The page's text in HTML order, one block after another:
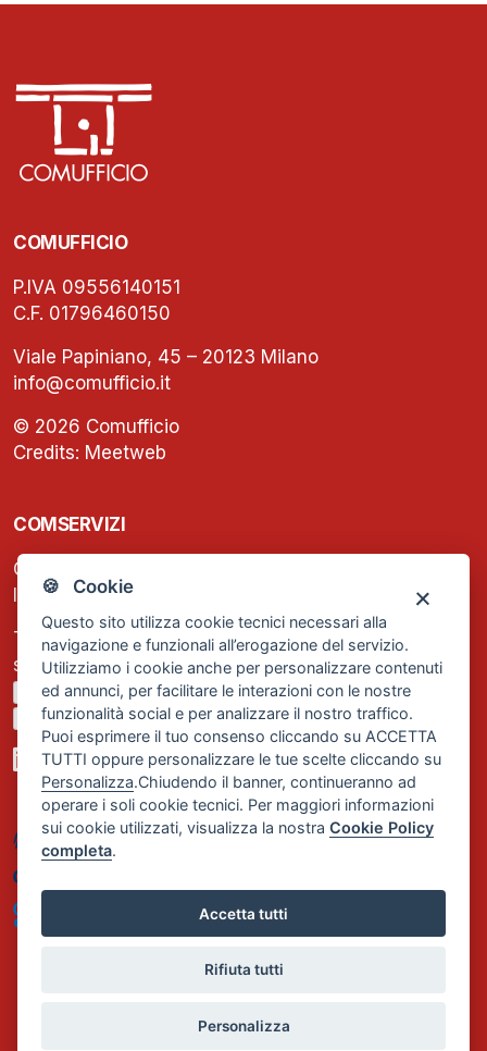
🍪 Cookie
Questo sito utilizza cookie tecnici necessari alla
navigazione e funzionali all’erogazione del servizio.
Utilizziamo i cookie anche per personalizzare contenuti
ed annunci, per facilitare le interazioni con le nostre
funzionalità social e per analizzare il nostro traffico.
Puoi esprimere il tuo consenso cliccando su ACCETTA
TUTTI oppure personalizzare le tue scelte cliccando su
Personalizza.Chiudendo il banner, continueranno ad
operare i soli cookie tecnici. Per maggiori informazioni
sui cookie utilizzati, visualizza la nostraCookie Policy
completa.
Accetta tutti
Rifiuta tutti
Personalizza
COMUFFICIO
P.IVA 09556140151
C.F. 01796460150
Viale Papiniano, 45 – 20123 Milano
info@comufficio.it
© 2026 Comufficio
Credits: Meetweb
COMSERVIZI
C.F. e P.IVA: 13474420158
Iscrizione REA Milano n. 1656740
Tel. +39 02 2838 1307
segreteria@comservizi.eu
Privacy Policy
Cookie Policy